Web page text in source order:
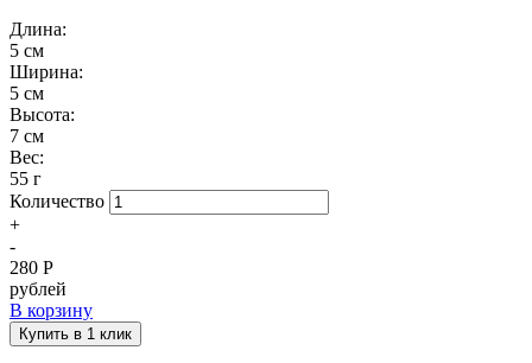
Длина:
5 см
Ширина:
5 см
Высота:
7 см
Вес:
55 г
Количество
+
-
280 Р
рублей
В корзину
Купить в 1 клик